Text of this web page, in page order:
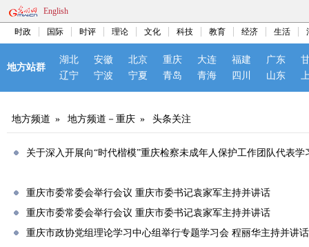
English
时政 国际 时评 理论 文化 科技 教育 经济 生活
地方站群
湖北 安徽 北京 重庆 大连 福建 广东
辽宁
宁波 宁夏 青岛 青海 四川 山东
地方频道 » 地方频道－重庆 » 头条关注
关于深入开展向“时代楷模”重庆检察未成年人保护工作团队代表学
重庆市委常委会举行会议 重庆市委书记袁家军主持并讲话
重庆市委常委会举行会议 重庆市委书记袁家军主持并讲话
重庆市政协党组理论学习中心组举行专题学习会 程丽华主持并讲话